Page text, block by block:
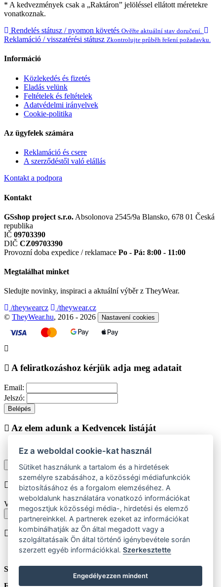
* A kedvezmények csak a „Raktáron” jelöléssel ellátott méretekre
vonatkoznak.
Rendelés státusz / nyomon követés Ověřte aktuální stav doručení.
Reklamáció / visszatérési státusz Zkontrolujte průběh řešení požadavku.
Információ
Közlekedés és fizetés
Eladás velünk
Feltételek és feltételek
Adatvédelmi irányelvek
Cookie-politika
Az ügyfelek számára
Reklamáció és csere
A szerződéstől való elállás
Kontakt a podpora
Kontakt
GSshop project s.r.o. Absolonova 2545/9a Blansko, 678 01 Česká
republika
IČ 09703390
DIČ CZ09703390
Provozní doba expedice / reklamace Po - Pá: 8:00 - 11:00
Megtalálhat minket
Sledujte novinky, inspiraci a aktuální výběr z TheyWear.
/theywearcz
/theywear.cz
© TheyWear.hu, 2016 - 2026 Nastavení cookies
A feliratkozáshoz kérjük adja meg adatait
Email:
Jelszó:
Belépés
Az elem adunk a Kedvencek listáját
Vásárlás folytatása Megjelenítése kedvencek listájához
Chyba při vkládání do košíku
Vyberte prosím velikost produktu
Vissza a méretekhez
A terméket beiktatjuk helyezése
Szám:
Ez a weboldal cookie-kat használ
Sütiket használunk a tartalom és a hirdetések
személyre szabásához, a közösségi médiafunkciók
biztosításához és a forgalom elemzéséhez. A
weboldalunk használatára vonatkozó információkat
megosztjuk közösségi média-, hirdetési és elemző
partnereinkkel. A partnerek ezeket az információkat
kombinálhatják az Ön által megadott vagy a
szolgáltatásaik Ön által történő igénybevétele során
szerzett egyéb információkkal.Szerkesztette
Engedélyezzen mindent